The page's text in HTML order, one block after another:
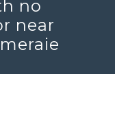
no
near